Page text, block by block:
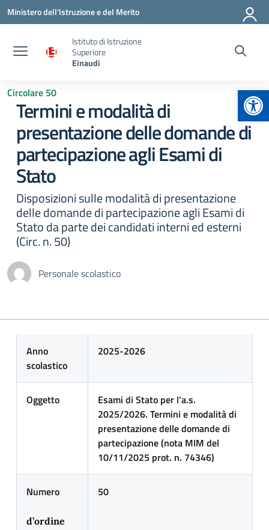
Vai ai contenuti
Vai al menu di navigazione
Vai al footer
Ministero dell'Istruzione e del Merito
Istituto di Istruzione
Superiore
Einaudi
Circolare 50
Termini e modalità di
presentazione delle domande di
partecipazione agli Esami di
Stato
Disposizioni sulle modalità di presentazione
delle domande di partecipazione agli Esami di
Stato da parte dei candidati interni ed esterni
(Circ. n. 50)
Personale scolastico
Anno
scolastico
2025-2026
Oggetto
Esami di Stato per l’a.s.
2025/2026. Termini e modalità di
presentazione delle domande di
partecipazione (nota MIM del
10/11/2025 prot. n. 74346)
Numero
d’ordine
50